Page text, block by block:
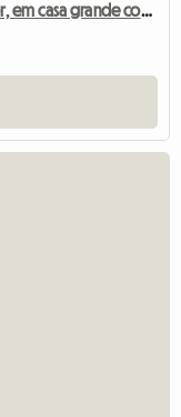
Quarto para alugar, andar superior, em casa grande com jardim